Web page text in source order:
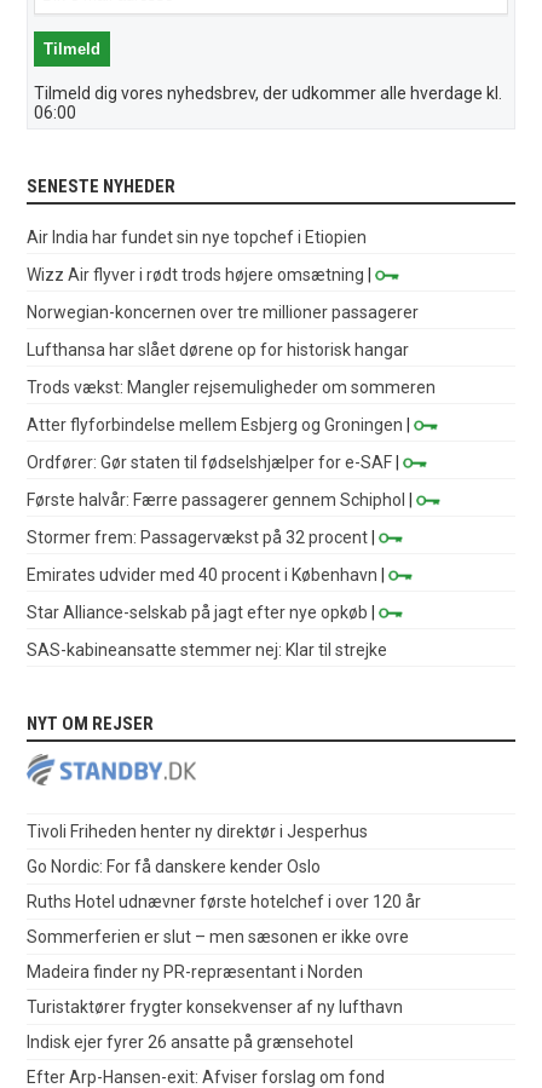
Tilmeld dig vores nyhedsbrev, der udkommer alle hverdage kl.
06:00
SENESTE NYHEDER
Air India har fundet sin nye topchef i Etiopien
Wizz Air flyver i rødt trods højere omsætning |
Norwegian-koncernen over tre millioner passagerer
Lufthansa har slået dørene op for historisk hangar
Trods vækst: Mangler rejsemuligheder om sommeren
Atter flyforbindelse mellem Esbjerg og Groningen |
Ordfører: Gør staten til fødselshjælper for e-SAF |
Første halvår: Færre passagerer gennem Schiphol
|
Stormer frem: Passagervækst på 32 procent |
Emirates udvider med 40 procent i København |
Star Alliance-selskab på jagt efter nye opkøb |
SAS-kabineansatte stemmer nej: Klar til strejke
NYT OM REJSER
Tivoli Friheden henter ny direktør i Jesperhus
Go Nordic: For få danskere kender Oslo
Ruths Hotel udnævner første hotelchef i over 120 år
Sommerferien er slut – men sæsonen er ikke ovre
Madeira finder ny PR-repræsentant i Norden
Turistaktører frygter konsekvenser af ny lufthavn
Indisk ejer fyrer 26 ansatte på grænsehotel
Efter Arp-Hansen-exit: Afviser forslag om fond